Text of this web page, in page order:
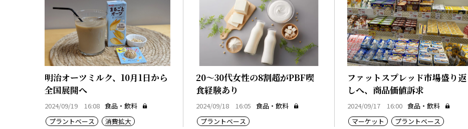
明治オーツミルク、10月1日から
全国展開へ
2024/09/19 16:08 食品・飲料
プラントベース
消費拡大
20～30代女性の8割超がPBF喫
食経験あり
2024/09/18 16:05 食品・飲料
プラントベース
ファットスプレッド市場盛り返
しへ、商品価値訴求
2024/09/17 16:00 食品・飲料
マーケット
プラントベース